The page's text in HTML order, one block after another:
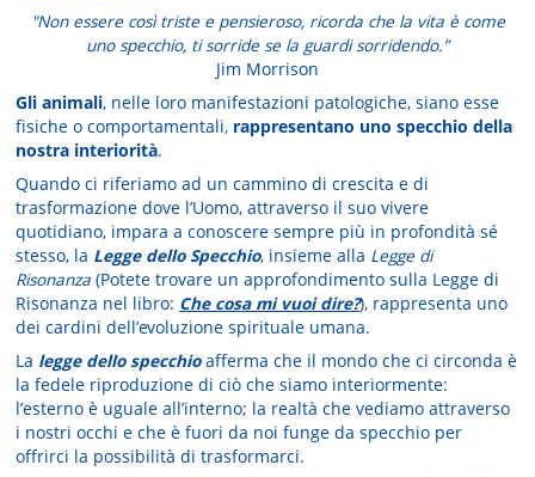
"Non essere così triste e pensieroso, ricorda che la vita è come
uno specchio, ti sorride se la guardi sorridendo.”
Jim Morrison
Gli animali, nelle loro manifestazioni patologiche, siano esse
fisiche o comportamentali, rappresentano uno specchio della
nostra interiorità.
Quando ci riferiamo ad un cammino di crescita e di
trasformazione dove l’Uomo, attraverso il suo vivere
quotidiano, impara a conoscere sempre più in profondità sé
stesso, la Legge dello Specchio, insieme alla Legge di
Risonanza(Potete trovare un approfondimento sulla Legge di
Risonanza nel libro: Che cosa mi vuoi dire?), rappresenta uno
dei cardini dell’evoluzione spirituale umana.
La legge dello specchioafferma che il mondo che ci circonda è
la fedele riproduzione di ciò che siamo interiormente:
l’esterno è uguale all’interno; la realtà che vediamo attraverso
i nostri occhi e che è fuori da noi funge da specchio per
offrirci la possibilità di trasformarci.